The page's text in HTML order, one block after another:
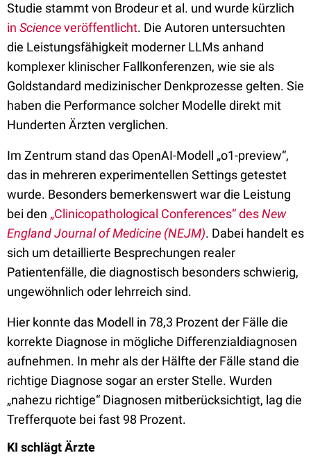
Studie stammt von Brodeur et al. und wurde kürzlich
in Scienceveröffentlicht. Die Autoren untersuchten
die Leistungsfähigkeit moderner LLMs anhand
komplexer klinischer Fallkonferenzen, wie sie als
Goldstandard medizinischer Denkprozesse gelten. Sie
haben die Performance solcher Modelle direkt mit
Hunderten Ärzten verglichen.
Im Zentrum stand das OpenAI-Modell „o1-preview“,
das in mehreren experimentellen Settings getestet
wurde. Besonders bemerkenswert war die Leistung
bei den „Clinicopathological Conferences“ desNew
England Journal of Medicine (NEJM). Dabei handelt es
sich um detaillierte Besprechungen realer
Patientenfälle, die diagnostisch besonders schwierig,
ungewöhnlich oder lehrreich sind.
Hier konnte das Modell in 78,3 Prozent der Fälle die
korrekte Diagnose in mögliche Differenzialdiagnosen
aufnehmen. In mehr als der Hälfte der Fälle stand die
richtige Diagnose sogar an erster Stelle. Wurden
„nahezu richtige“ Diagnosen mitberücksichtigt, lag die
Trefferquote bei fast 98 Prozent.
KI schlägt Ärzte